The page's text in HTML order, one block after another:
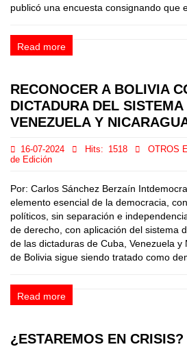
publicó una encuesta consignando que
Read more
RECONOCER A BOLIVIA
DICTADURA DEL
VENEZUELA Y
16-07-2024 Hits: 1518 OTROS
de Edición
Por: Carlos Sánchez Berzaín
elemento esencial de la democracia,
políticos, sin separación e
de derecho, con aplicación del sistema
de las dictaduras de Cuba, Venezuela y
de Bolivia sigue siendo tratado como
Read more
¿ESTAREMOS EN CRISIS?